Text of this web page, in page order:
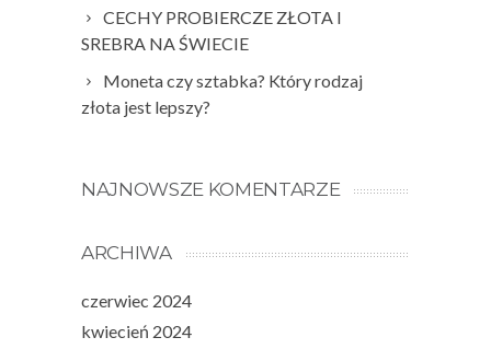
CECHY PROBIERCZE ZŁOTA I
SREBRA NA ŚWIECIE
Moneta czy sztabka? Który rodzaj
złota jest lepszy?
NAJNOWSZE KOMENTARZE
ARCHIWA
czerwiec 2024
kwiecień 2024